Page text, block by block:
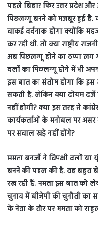
पहले बिहार फिर उत्तर प्रदेश
पिछलग्गू बनने को मजबूर हुई है.
वाकई दर्दनाक होगा क्योंकि
कर रही थी. तो क्या राष्ट्रीय
अब पिछलग्गू होने का ठप्पा लग
दलों का पिछलग्गू होने में भी
इस बात का संतोष होगा कि इस
सकती है. लेकिन क्या दोयम दर्जे
नहीं होगी? क्या इस तरह से
कार्यकर्ताओं के मनोबल पर असर
पर सवाल खड़े नहीं होंगे?
ममता बनर्जी ने विपक्षी दलों या
बनने की पहल की है. वह बहुत
रख रही हैं. ममता इस बात को
चुनाव में बीजेपी की चुनौती का
के नेता के तौर पर ममता को